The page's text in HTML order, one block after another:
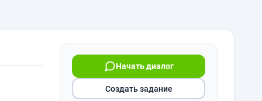
Начать диалог
Создать задание